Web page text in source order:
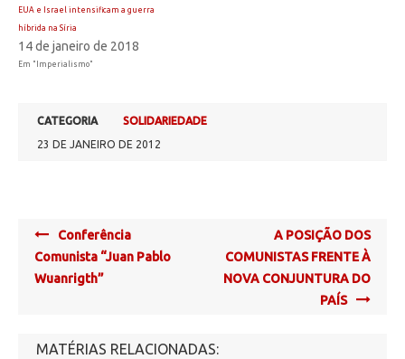
EUA e Israel intensificam a guerra
híbrida na Síria
14 de janeiro de 2018
Em "Imperialismo"
CATEGORIA
SOLIDARIEDADE
23 DE JANEIRO DE 2012
Post
navigation
Conferência
Comunista “Juan Pablo
Wuanrigth”
A POSIÇÃO DOS
COMUNISTAS FRENTE À
NOVA CONJUNTURA DO
PAÍS
MATÉRIAS RELACIONADAS: